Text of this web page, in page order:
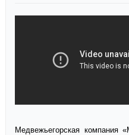
Медвежьегорская компания